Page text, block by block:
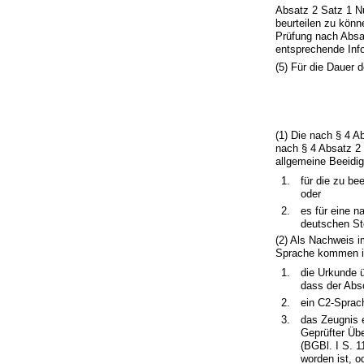
Absatz 2 Satz 1
beurteilen zu
Prüfung nach
entsprechende
(5) Für die Dauer
(1) Die nach § 4
nach § 4 Absatz 2
allgemeine
1.
für die zu
oder
2.
es für eine
deutschen
(2) Als Nachweis
Sprache kommen
1.
die Urkunde
dass der
2.
ein C2-
3.
das Zeugnis
Geprüfter
(BGBl. I S.
worden ist,